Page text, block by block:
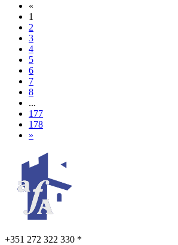
«
1
2
3
4
5
6
7
8
...
177
178
»
+351 272 322 330 *